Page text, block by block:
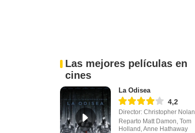
Las mejores películas en
cines
La Odisea
4,2
Director: Christopher Nolan
Reparto Matt Damon, Tom
Holland, Anne Hathaway